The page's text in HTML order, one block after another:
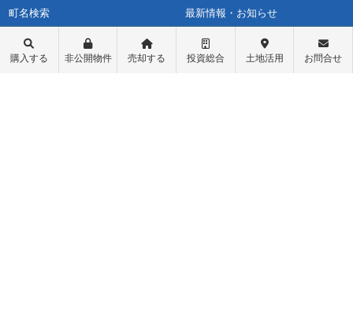
町名検索
土地探し
中古マンション
最新情報・お知らせ
匿名加工情報の取り扱いについて
購入する 非公開物件 売却する 投資総合 土地活用 お問合せ